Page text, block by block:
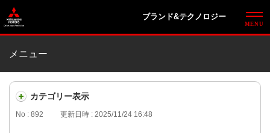
ブランド&テクノロジー
メニュー
カテゴリー表示
No : 892 更新日時 : 2025/11/24 16:48